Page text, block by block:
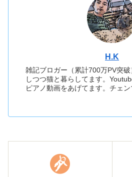
H.K
雑記ブロガー（累計700万PV突
しつつ猫と暮らしてます。
ピアノ動画をあげてます。チェン